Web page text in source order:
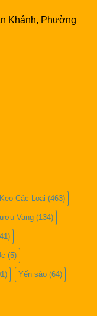
yếu tố cần thiết
truyền sang
cần đặt ngón tay
lên thân ly rượu
khác của bạn lên
mở ra, bạn sẽ có
điều để khám
Hãy dành thời
vang và lưu ý các
một ngụm nhỏ
thể hấp thụ trọn
Khánh, Phường
Kẹo Các Loại (463)
Vang (134)
(5)
Yến sào (64)